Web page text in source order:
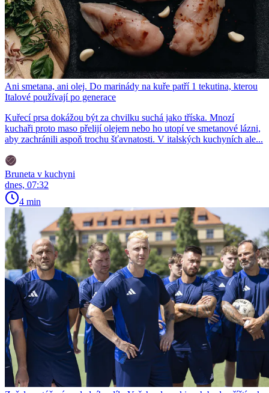
Ani smetana, ani olej. Do marinády na kuře patří 1 tekutina, kterou
Italové používají po generace
Kuřecí prsa dokážou být za chvilku suchá jako tříska. Mnozí
kuchaři proto maso přelijí olejem nebo ho utopí ve smetanové lázni,
aby zachránili aspoň trochu šťavnatosti. V italských kuchyních ale...
Bruneta v kuchyni
dnes, 07:32
4 min